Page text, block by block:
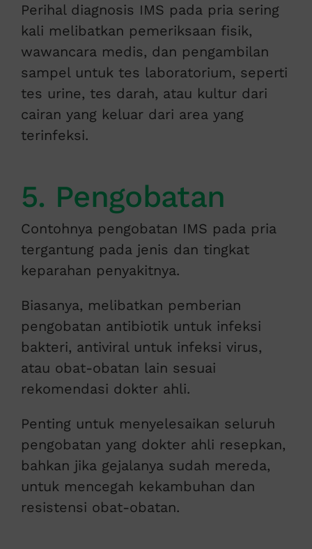
Perihal diagnosis IMS pada pria sering
kali melibatkan pemeriksaan fisik,
wawancara medis, dan pengambilan
sampel untuk tes laboratorium, seperti
tes urine, tes darah, atau kultur dari
cairan yang keluar dari area yang
terinfeksi.
5. Pengobatan
Contohnya pengobatan IMS pada pria
tergantung pada jenis dan tingkat
keparahan penyakitnya.
Biasanya, melibatkan pemberian
pengobatan antibiotik untuk infeksi
bakteri, antiviral untuk infeksi virus,
atau obat-obatan lain sesuai
rekomendasi dokter ahli.
Penting untuk menyelesaikan seluruh
pengobatan yang dokter ahli resepkan,
bahkan jika gejalanya sudah mereda,
untuk mencegah kekambuhan dan
resistensi obat-obatan.